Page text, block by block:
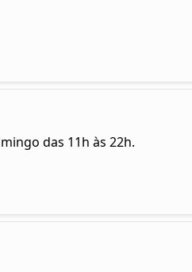
das 11h às 22h.